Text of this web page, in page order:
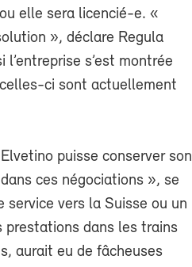
elle sera licencié-e. «
», déclare Regula
s’est montrée
ci sont actuellement
puisse conserver son
ces négociations », se
service vers la Suisse ou un
dans les trains
aurait eu de fâcheuses